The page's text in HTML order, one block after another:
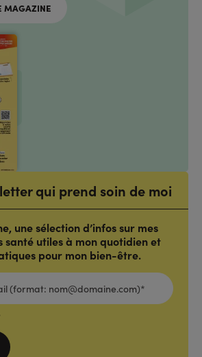
MAGAZINE
qui prend soin de moi
une sélection d’infos sur mes
santé utiles à mon quotidien et
pour mon bien-être.